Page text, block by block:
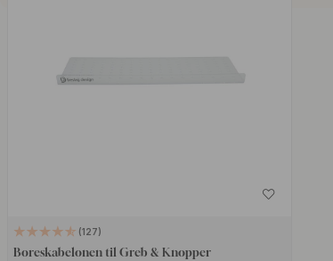
127
Boreskabelonen til Greb & Knopper